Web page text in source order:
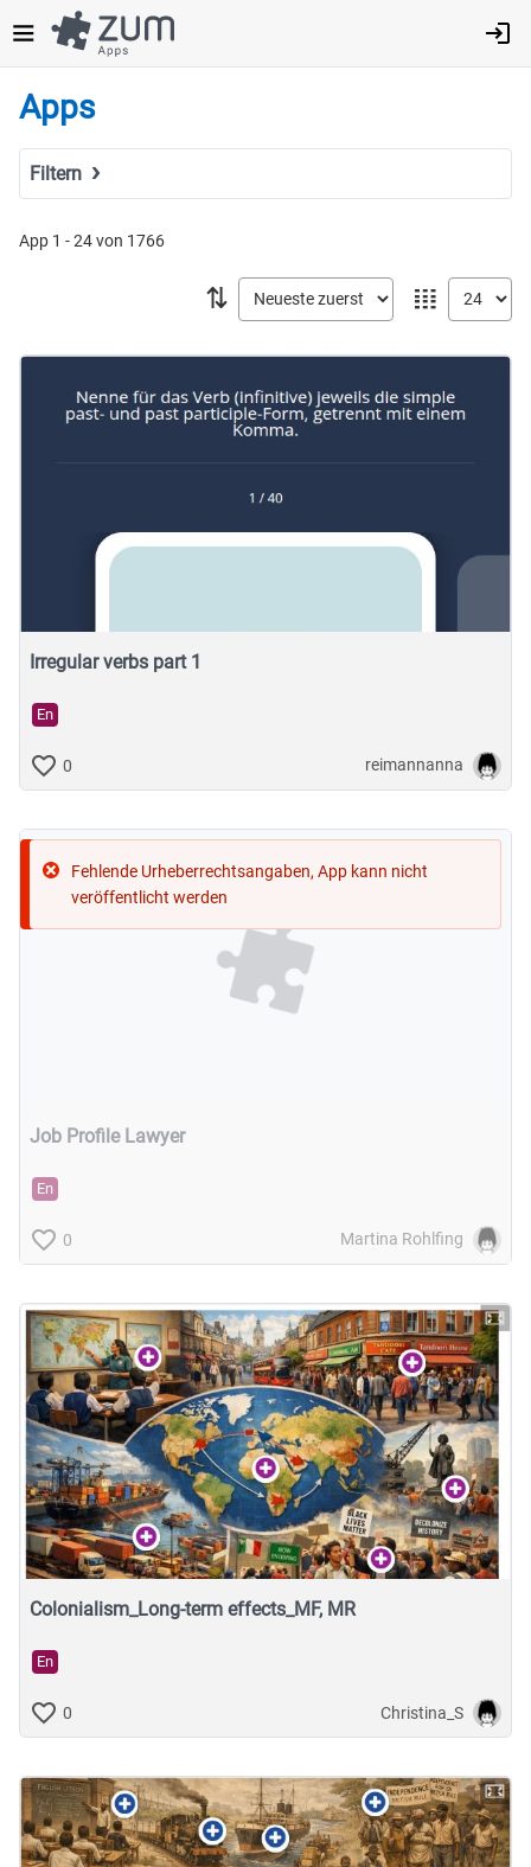
zum
Inhalt
Apps
Filtern
MINT
Deutsch als Fremdsprache (DaF/DaZ)
Latein
Musische Fächer & Sport
Berufliche Bildung
Featured Apps
App 1 - 24 von 1766
𝍖
⇅
Irregular verbs part 1
En
0 reimannanna
Job Profile Lawyer
En
Fehlende Urheberrechtsangaben, App kann nicht
veröffentlicht werden
0 Martina Rohlfing
Colonialism_Long-term effects_MF, MR
En
0 Christina_S